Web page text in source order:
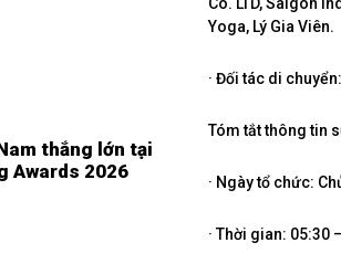
thắng lớn tại
Awards 2026
Yoga, Lý Gia Viên.
· Đối tác di
Tóm tắt thông tin
· Ngày tổ chức:
· Thời gian: 05:30